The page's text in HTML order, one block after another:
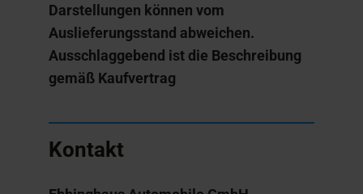
Darstellungen können vom
Auslieferungsstand abweichen.
Ausschlaggebend ist die Beschreibung
gemäß Kaufvertrag
Kontakt